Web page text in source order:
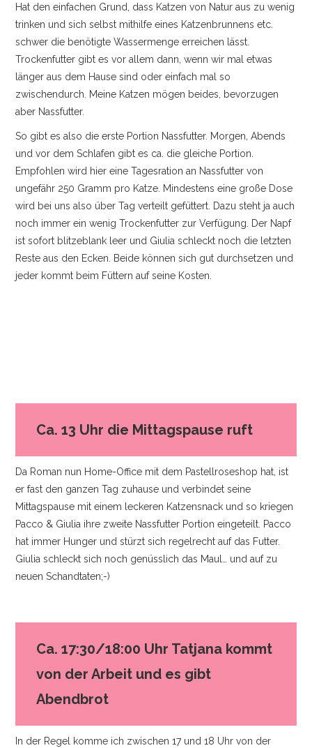
Hat den einfachen Grund, dass Katzen von Natur aus zu wenig
trinken und sich selbst mithilfe eines Katzenbrunnens etc.
schwer die benötigte Wassermenge erreichen lässt.
Trockenfutter gibt es vor allem dann, wenn wir mal etwas
länger aus dem Hause sind oder einfach mal so
zwischendurch. Meine Katzen mögen beides, bevorzugen
aber Nassfutter.
So gibt es also die erste Portion Nassfutter. Morgen, Abends
und vor dem Schlafen gibt es ca. die gleiche Portion.
Empfohlen wird hier eine Tagesration an Nassfutter von
ungefähr 250 Gramm pro Katze. Mindestens eine große Dose
wird bei uns also über Tag verteilt gefüttert. Dazu steht ja auch
noch immer ein wenig Trockenfutter zur Verfügung. Der Napf
ist sofort blitzeblank leer und Giulia schleckt noch die letzten
Reste aus den Ecken. Beide können sich gut durchsetzen und
jeder kommt beim Füttern auf seine Kosten.
Ca. 13 Uhr die Mittagspause ruft
Da Roman nun Home-Office mit dem Pastellroseshop hat, ist
er fast den ganzen Tag zuhause und verbindet seine
Mittagspause mit einem leckeren Katzensnack und so kriegen
Pacco & Giulia ihre zweite Nassfutter Portion eingeteilt. Pacco
hat immer Hunger und stürzt sich regelrecht auf das Futter.
Giulia schleckt sich noch genüsslich das Maul… und auf zu
neuen Schandtaten;-)
Ca. 17:30/18:00 Uhr Tatjana kommt
von der Arbeit und es gibt
Abendbrot
In der Regel komme ich zwischen 17 und 18 Uhr von der